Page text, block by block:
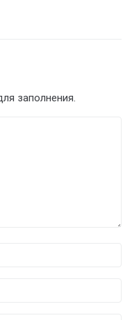
заполнения.